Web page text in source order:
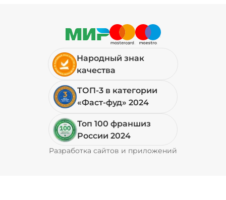
Народный знак
качества
ТОП-3 в категории
«Фаст-фуд» 2024
Топ 100 франшиз
России 2024
Разработка сайтов и приложений
Pyrobyte